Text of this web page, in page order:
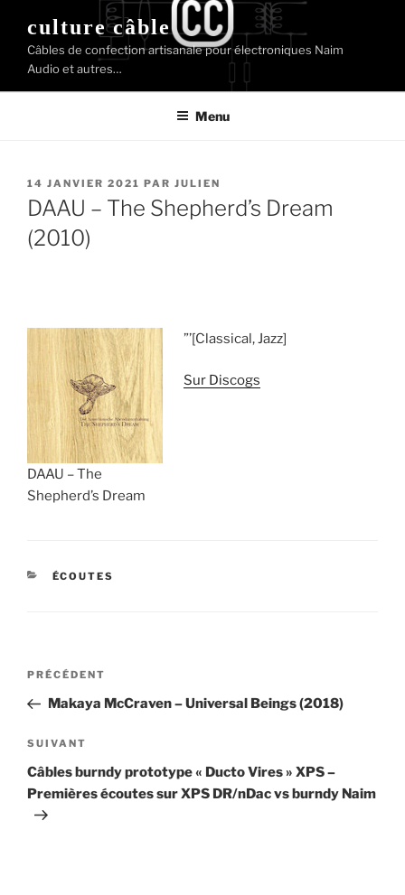
contenu
principal
culture câble
Câbles de confection artisanale pour électroniques Naim
Audio et autres…
Menu
PUBLIÉ
LE
14 JANVIER 2021 PAR JULIEN
DAAU ‎– The Shepherd’s Dream
(2010)
DAAU ‎– The
Shepherd’s Dream
”’[Classical, Jazz]
Sur Discogs
CATÉGORIES
ÉCOUTES
Navigation
l’article
Article
précédent
PRÉCÉDENT
Makaya McCraven ‎– Universal Beings (2018)
Article
suivant
SUIVANT
Câbles burndy prototype « Ducto Vires » XPS –
Premières écoutes sur XPS DR/nDac vs burndy Naim